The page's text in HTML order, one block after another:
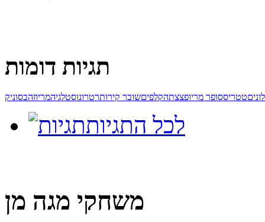
תגיות דומות
טטריססופר מריופצצתהקלפיםשובר קירותרטרונוסטלגיהמריוזהבסוניק
לכל התגיות
משחקי מגה מן